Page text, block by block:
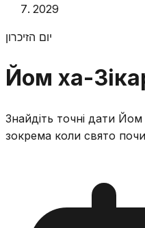
2029
יום הזיכרון
Йом ха-
Знайдіть точні дати
зокрема коли свято